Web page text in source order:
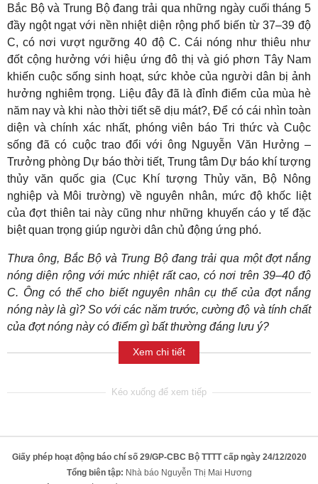
Bắc Bộ và Trung Bộ đang trải qua những ngày cuối tháng 5
đầy ngột ngạt với nền nhiệt diện rộng phổ biến từ 37–39 độ
C, có nơi vượt ngưỡng 40 độ C. Cái nóng như thiêu như
đốt cộng hưởng với hiệu ứng đô thị và gió phơn Tây Nam
khiến cuộc sống sinh hoạt, sức khỏe của người dân bị ảnh
hưởng nghiêm trọng. Liệu đây đã là đỉnh điểm của mùa hè
năm nay và khi nào thời tiết sẽ dịu mát?, Để có cái nhìn toàn
diện và chính xác nhất, phóng viên báo Tri thức và Cuộc
sống đã có cuộc trao đổi với ông Nguyễn Văn Hưởng –
Trưởng phòng Dự báo thời tiết, Trung tâm Dự báo khí tượng
thủy văn quốc gia (Cục Khí tượng Thủy văn, Bộ Nông
nghiệp và Môi trường) về nguyên nhân, mức độ khốc liệt
của đợt thiên tai này cũng như những khuyến cáo y tế đặc
biệt quan trọng giúp người dân chủ động ứng phó.
Thưa ông, Bắc Bộ và Trung Bộ đang trải qua một đợt nắng
nóng diện rộng với mức nhiệt rất cao, có nơi trên 39–40 độ
C. Ông có thể cho biết nguyên nhân cụ thể của đợt nắng
nóng này là gì? So với các năm trước, cường độ và tính chất
của đợt nóng này có điểm gì bất thường đáng lưu ý?
Xem chi tiết
Giấy phép hoạt động báo chí số 29/GP-CBC Bộ TTTT cấp ngày 24/12/2020
Tổng biên tập: Nhà báo Nguyễn Thị Mai Hương